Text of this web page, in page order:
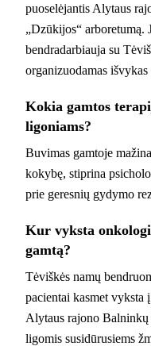
puoselėjantis Alytaus
„Dzūkijos“ arboretumą.
bendradarbiauja su
organizuodamas
Kokia gamtos
ligoniams?
Buvimas gamtoje
kokybę, stiprina
prie geresnių gydymo
Kur vyksta
gamtą?
Tėviškės namų
pacientai kasmet vyksta
Alytaus rajono
ligomis susidūrusiems